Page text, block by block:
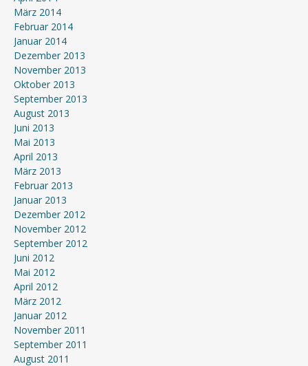
März 2014
Februar 2014
Januar 2014
Dezember 2013
November 2013
Oktober 2013
September 2013
August 2013
Juni 2013
Mai 2013
April 2013
März 2013
Februar 2013
Januar 2013
Dezember 2012
November 2012
September 2012
Juni 2012
Mai 2012
April 2012
März 2012
Januar 2012
November 2011
September 2011
August 2011